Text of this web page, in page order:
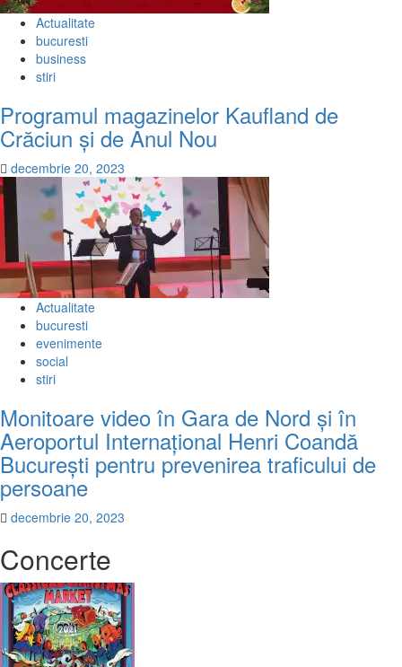
Actualitate
bucuresti
business
stiri
Programul magazinelor Kaufland de
Crăciun și de Anul Nou
decembrie 20, 2023
Actualitate
bucuresti
evenimente
social
stiri
Monitoare video în Gara de Nord și în
Aeroportul Internațional Henri Coandă
București pentru prevenirea traficului de
persoane
decembrie 20, 2023
Concerte